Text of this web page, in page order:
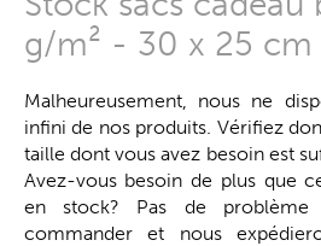
g/m² - 30 x 25 cm
Malheureusement, nous ne
infini de nos produits. Vérifiez
taille dont vous avez besoin est
Avez-vous besoin de plus que
en stock? Pas de
commander et nous